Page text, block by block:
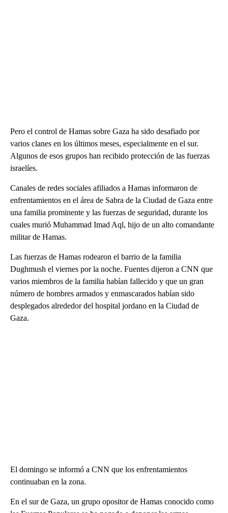
Pero el control de Hamas sobre Gaza ha sido desafiado por
varios clanes en los últimos meses, especialmente en el sur.
Algunos de esos grupos han recibido protección de las fuerzas
israelíes.
Canales de redes sociales afiliados a Hamas informaron de
enfrentamientos en el área de Sabra de la Ciudad de Gaza entre
una familia prominente y las fuerzas de seguridad, durante los
cuales murió Muhammad Imad Aql, hijo de un alto comandante
militar de Hamas.
Las fuerzas de Hamas rodearon el barrio de la familia
Dughmush el viernes por la noche. Fuentes dijeron a CNN que
varios miembros de la familia habían fallecido y que un gran
número de hombres armados y enmascarados habían sido
desplegados alrededor del hospital jordano en la Ciudad de
Gaza.
El domingo se informó a CNN que los enfrentamientos
continuaban en la zona.
En el sur de Gaza, un grupo opositor de Hamas conocido como